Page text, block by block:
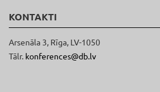
KONTAKTI
Arsenāla 3, Rīga, LV-1050
Tālr. konferences@db.lv